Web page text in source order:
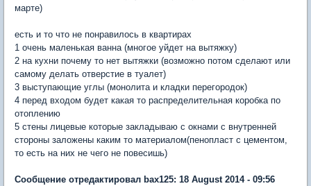
марте)
есть и то что не понравилось в квартирах
1 очень маленькая ванна (многое уйдет на вытяжку)
2 на кухни почему то нет вытяжки (возможно потом сделают или
самому делать отверстие в туалет)
3 выступающие углы (монолита и кладки перегородок)
4 перед входом будет какая то распределительная коробка по
отоплению
5 стены лицевые которые закладываю с окнами с внутренней
стороны заложены каким то материалом(пенопласт с цементом,
то есть на них не чего не повесишь)
Сообщение отредактировал bax125: 18 August 2014 - 09:56